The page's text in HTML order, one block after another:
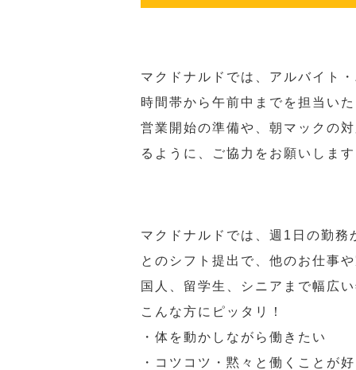
マクドナルドでは、アルバイト
時間帯から午前中までを担当い
営業開始の準備や、朝マックの
るように、ご協力をお願いしま
マクドナルドでは、週1日の勤
とのシフト提出で、他のお仕事
国人、留学生、シニアまで幅広
こんな方にピッタリ！
・体を動かしながら働きたい
・コツコツ・黙々と働くことが